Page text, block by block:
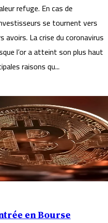
refuge. En cas de
se tournent vers
avoirs. La crise du coronavirus
l’or a atteint son plus haut
raisons qu...
en Bourse